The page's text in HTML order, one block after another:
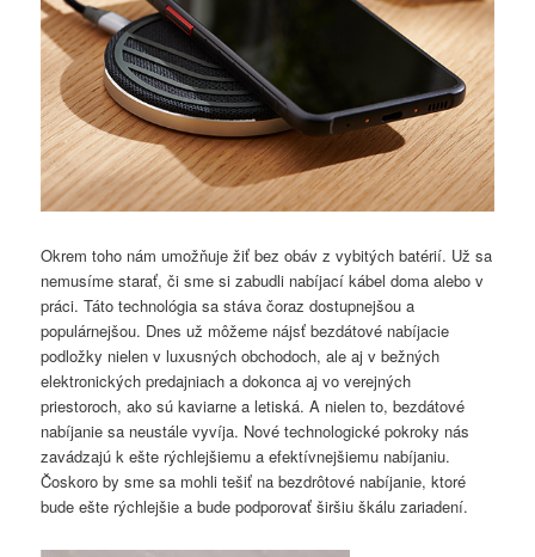
Okrem toho nám umožňuje žiť bez obáv z vybitých batérií. Už sa
nemusíme starať, či sme si zabudli nabíjací kábel doma alebo v
práci. Táto technológia sa stáva čoraz dostupnejšou a
populárnejšou. Dnes už môžeme nájsť bezdátové nabíjacie
podložky nielen v luxusných obchodoch, ale aj v bežných
elektronických predajniach a dokonca aj vo verejných
priestoroch, ako sú kaviarne a letiská. A nielen to, bezdátové
nabíjanie sa neustále vyvíja. Nové technologické pokroky nás
zavádzajú k ešte rýchlejšiemu a efektívnejšiemu nabíjaniu.
Čoskoro by sme sa mohli tešiť na bezdrôtové nabíjanie, ktoré
bude ešte rýchlejšie a bude podporovať širšiu škálu zariadení.